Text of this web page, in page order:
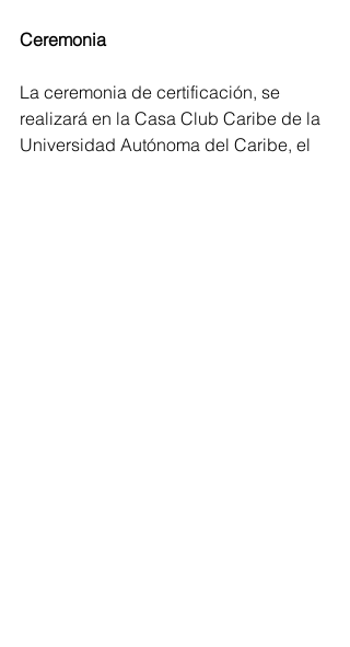
Ceremonia
La ceremonia de certificación, se
realizará en la Casa Club Caribe de la
Universidad Autónoma del Caribe, el